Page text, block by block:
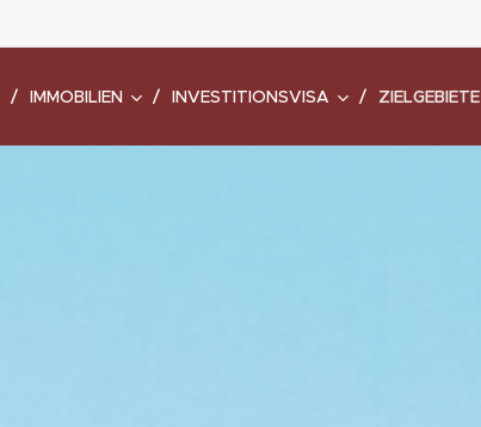
IMMOBILIEN INVESTITIONSVISA ZIELGEBIETE